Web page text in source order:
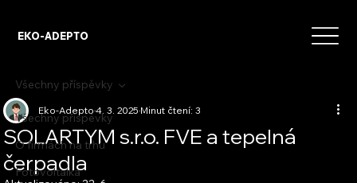
EKO-ADEPTO
Všechny příspěvky
O firmách na trhu
Fotovoltaika
Všechny příspěvky
SOLARTYM s.r.o. FVE a tepelná
čerpadla
Eko-Adepto4. 3. 2025Minut čtení: 3